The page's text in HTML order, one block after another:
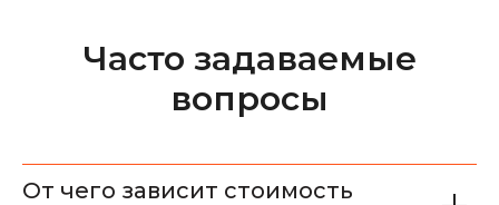
Часто задаваемые
вопросы
От чего зависит стоимость